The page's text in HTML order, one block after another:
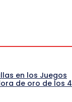
en los Juegos
de oro de los